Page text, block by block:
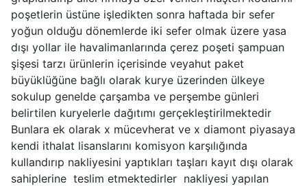
poşetlerin üstüne işledikten sonra haftada bir sefer
yoğun olduğu dönemlerde iki sefer olmak üzere yasa
dışı yollar ile havalimanlarında çerez poşeti şampuan
şişesi tarzı ürünlerin içerisinde veyahut paket
büyüklüğüne bağlı olarak kurye üzerinden ülkeye
sokulup genelde çarşamba ve perşembe günleri
belirtilen kuryelerle dağıtımı gerçekleştirilmektedir
Bunlara ek olarak x mücevherat ve x diamont piyasaya
kendi ithalat lisanslarını komisyon karşılığında
kullandırıp nakliyesini yaptıkları taşları kayıt dışı olarak
sahiplerine teslim etmektedirler nakliyesi yapılan